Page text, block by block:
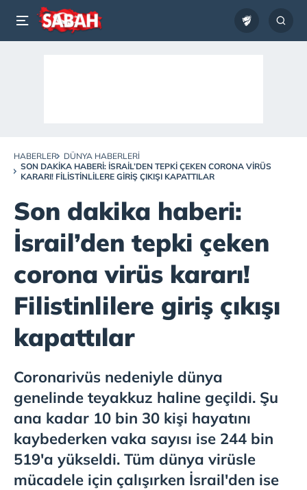
HABERLER
DÜNYA HABERLERI
SON DAKIKA HABERI: İSRAIL’DEN TEPKI ÇEKEN CORONA VIRÜS
KARARI! FILISTINLILERE GIRIŞ ÇIKIŞI KAPATTILAR
Son dakika haberi:
İsrail’den tepki çeken
corona virüs kararı!
Filistinlilere giriş çıkışı
kapattılar
Coronarivüs nedeniyle dünya
genelinde teyakkuz haline geçildi. Şu
ana kadar 10 bin 30 kişi hayatını
kaybederken vaka sayısı ise 244 bin
519'a yükseldi. Tüm dünya virüsle
mücadele için çalışırken İsrail'den ise